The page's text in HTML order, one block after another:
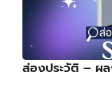
ส่องประวัติ – ผ